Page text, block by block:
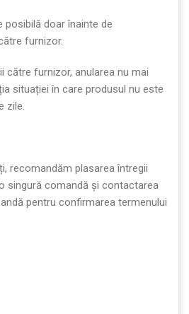
doar înainte de
furnizor.
către furnizor, anularea nu mai
situației în care produsul nu este
zile.
recomandăm plasarea întregii
singură comandă și contactarea
pentru confirmarea termenului